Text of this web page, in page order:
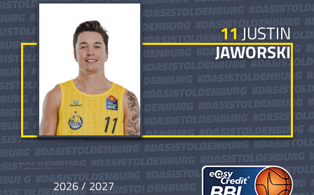
11JUSTIN
JAWORSKI
2026 / 2027